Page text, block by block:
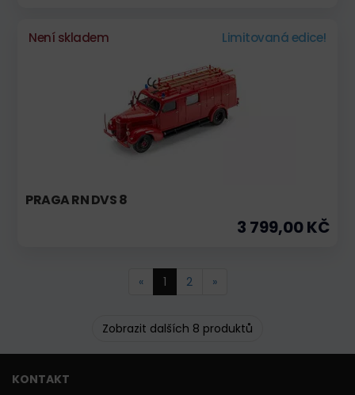
Není skladem Limitovaná edice!
PRAGA RN DVS 8
3 799,00 KČ
« 1 2 »
Zobrazit dalších 8 produktů
KONTAKT